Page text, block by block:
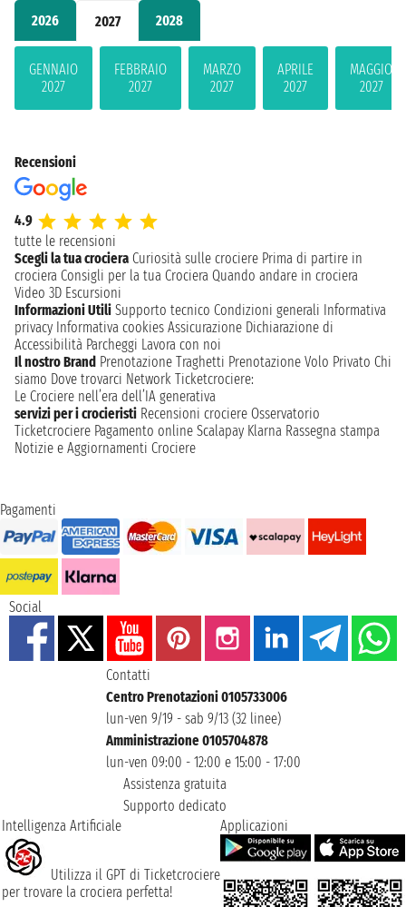
2026 2027 2028
GENNAIO
2027
FEBBRAIO
2027
MARZO
2027
APRILE
2027
MAGGIO
2027
Recensioni
4.9
tutte le recensioni
Scegli la tua crociera Curiosità sulle crociere Prima di partire in
crociera Consigli per la tua Crociera Quando andare in crociera
Video 3D Escursioni
Informazioni Utili Supporto tecnico Condizioni generali Informativa
privacy Informativa cookies Assicurazione Dichiarazione di
Accessibilità Parcheggi Lavora con noi
Il nostro Brand Prenotazione Traghetti Prenotazione Volo Privato Chi
siamo Dove trovarci Network Ticketcrociere:
Le Crociere nell’era dell’IA generativa
servizi per i crocieristi Recensioni crociere Osservatorio
Ticketcrociere Pagamento online Scalapay Klarna Rassegna stampa
Notizie e Aggiornamenti Crociere
Pagamenti
Social
Contatti
Centro Prenotazioni 0105733006
lun-ven 9/19 - sab 9/13 (32 linee)
Amministrazione 0105704878
lun-ven 09:00 - 12:00 e 15:00 - 17:00
Assistenza gratuita
Supporto dedicato
Intelligenza Artificiale
Utilizza il GPT di Ticketcrociere
per trovare la crociera perfetta!
Applicazioni